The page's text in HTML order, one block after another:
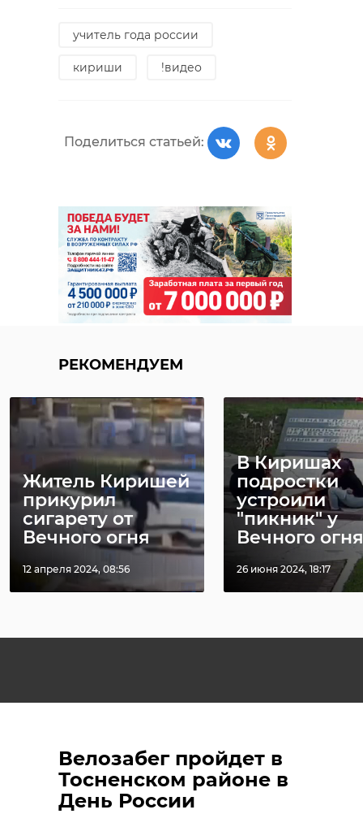
учитель года россии
кириши !видео
Поделиться статьей:
РЕКОМЕНДУЕМ
Житель Киришей
прикурил
сигарету от
Вечного огня
12 апреля 2024, 08:56
В Киришах
подростки
устроили
"пикник" у
Вечного огня
26 июня 2024, 18:17
Велозабег пройдет в
Тосненском районе в
День России